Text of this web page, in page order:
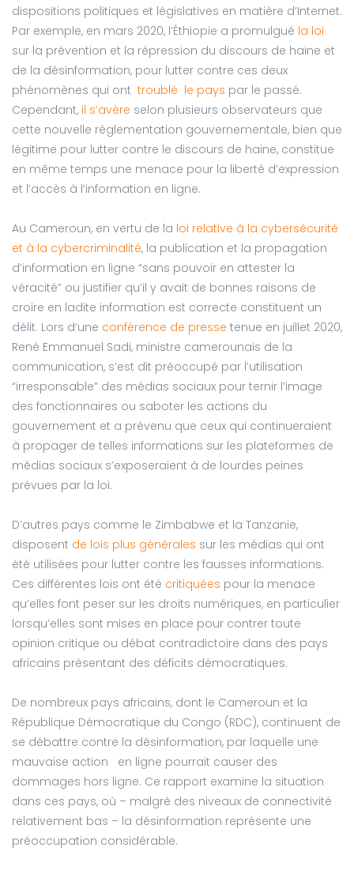
dispositions politiques et législatives en matière d’Internet.
Par exemple, en mars 2020, l’Éthiopie a promulgué la loi
sur la prévention et la répression du discours de haine et
de la désinformation, pour lutter contre ces deux
phénomènes qui ont troublé le pays par le passé.
Cependant, il s’avère selon plusieurs observateurs que
cette nouvelle réglementation gouvernementale, bien que
légitime pour lutter contre le discours de haine, constitue
en même temps une menace pour la liberté d’expression
et l’accès à l’information en ligne.
Au Cameroun, en vertu de la loi relative à la cybersécurité
et à la cybercriminalité, la publication et la propagation
d’information en ligne “sans pouvoir en attester la
véracité” ou justifier qu’il y avait de bonnes raisons de
croire en ladite information est correcte constituent un
délit. Lors d’une conférence de presse tenue en juillet 2020,
René Emmanuel Sadi, ministre camerounais de la
communication, s’est dit préoccupé par l’utilisation
“irresponsable” des médias sociaux pour ternir l’image
des fonctionnaires ou saboter les actions du
gouvernement et a prévenu que ceux qui continueraient
à propager de telles informations sur les plateformes de
médias sociaux s’exposeraient à de lourdes peines
prévues par la loi.
D’autres pays comme le Zimbabwe et la Tanzanie,
disposent de lois plus générales sur les médias qui ont
été utilisées pour lutter contre les fausses informations.
Ces différentes lois ont été critiquées pour la menace
qu’elles font peser sur les droits numériques, en particulier
lorsqu’elles sont mises en place pour contrer toute
opinion critique ou débat contradictoire dans des pays
africains présentant des déficits démocratiques.
De nombreux pays africains, dont le Cameroun et la
République Démocratique du Congo (RDC), continuent de
se débattre contre la désinformation, par laquelle une
mauvaise action en ligne pourrait causer des
dommages hors ligne. Ce rapport examine la situation
dans ces pays, où – malgré des niveaux de connectivité
relativement bas – la désinformation représente une
préoccupation considérable.